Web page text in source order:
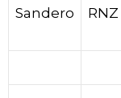
Sandero RNZ